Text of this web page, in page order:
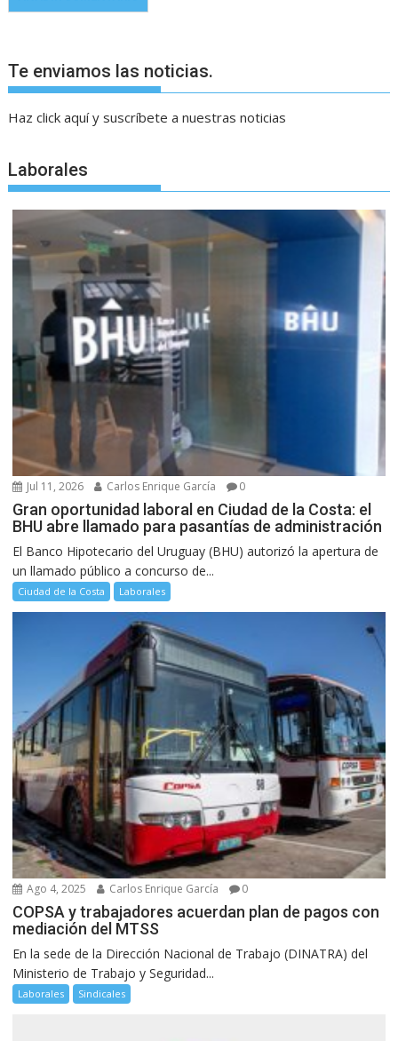
Te enviamos las noticias.
Haz click aquí y suscríbete a nuestras noticias
Laborales
Jul 11, 2026 Carlos Enrique García 0
Gran oportunidad laboral en Ciudad de la Costa: el
BHU abre llamado para pasantías de administración
El Banco Hipotecario del Uruguay (BHU) autorizó la apertura de
un llamado público a concurso de...
Ciudad de la Costa Laborales
Ago 4, 2025 Carlos Enrique García 0
COPSA y trabajadores acuerdan plan de pagos con
mediación del MTSS
En la sede de la Dirección Nacional de Trabajo (DINATRA) del
Ministerio de Trabajo y Seguridad...
Laborales Sindicales